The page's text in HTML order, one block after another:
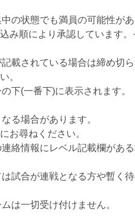
の状態でも満員の可能性があ
み順により承認しています
載されている場合は締め切ら
。
下(一番下)に表示されます。
る場合があります。
お尋ねください。
絡情報にレベル記載欄があ
試合が連戦となる方や暫く待
は一切受け付けません。